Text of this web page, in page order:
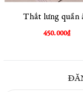
Thắt lưng quần
450.000₫